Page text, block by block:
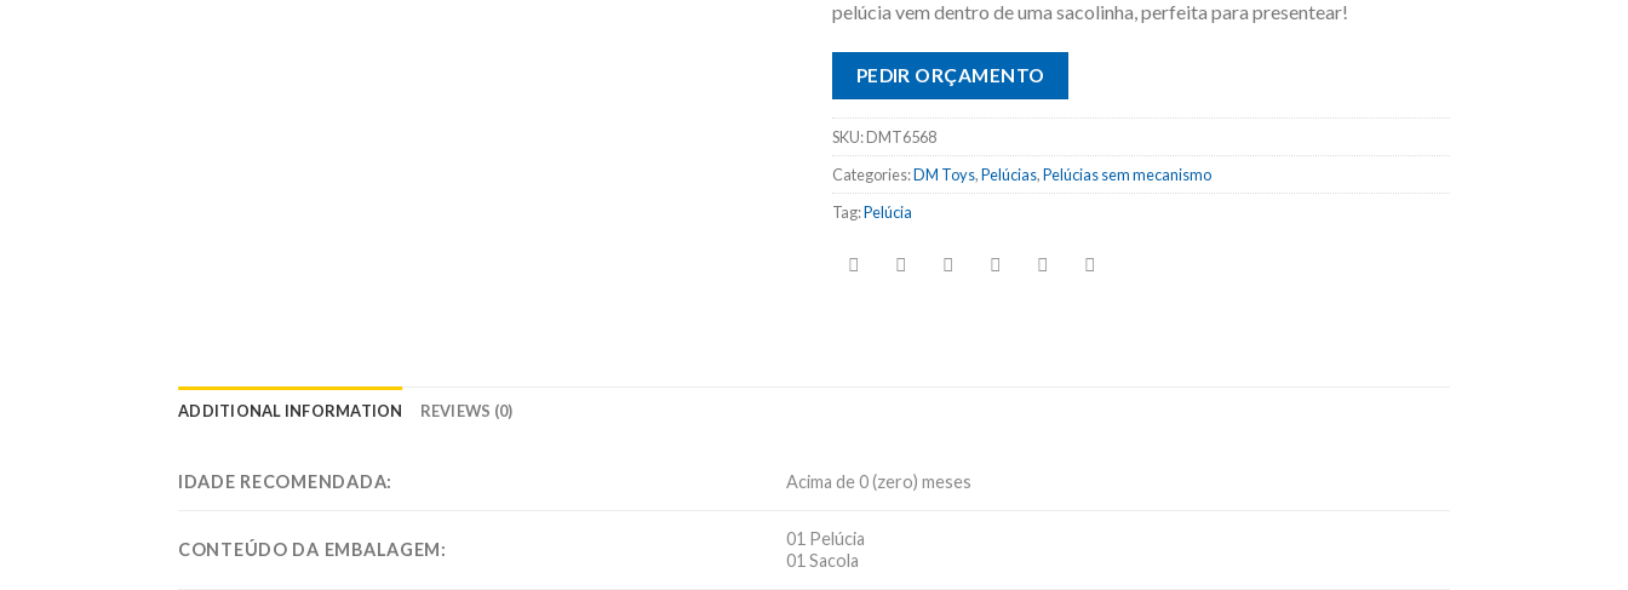
pelúcia vem dentro de uma sacolinha, perfeita para presentear!
PEDIR ORÇAMENTO
SKU:DMT6568
Categories:DM Toys,Pelúcias,Pelúcias sem mecanismo
Tag:Pelúcia
ADDITIONAL INFORMATION REVIEWS (0)
IDADE RECOMENDADA: Acima de 0 (zero) meses
CONTEÚDO DA EMBALAGEM:
01 Pelúcia
01 Sacola